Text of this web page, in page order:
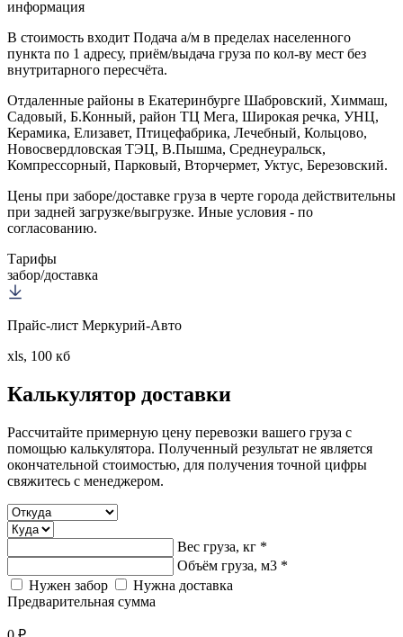
информация
В стоимость входит Подача а/м в пределах населенного
пункта по 1 адресу, приём/выдача груза по кол-ву мест без
внутритарного пересчёта.
Отдаленные районы в Екатеринбурге Шабровский, Химмаш,
Садовый, Б.Конный, район ТЦ Мега, Широкая речка, УНЦ,
Керамика, Елизавет, Птицефабрика, Лечебный, Кольцово,
Новосвердловская ТЭЦ, В.Пышма, Среднеуральск,
Компрессорный, Парковый, Вторчермет, Уктус, Березовский.
Цены при заборе/доставке груза в черте города действительны
при задней загрузке/выгрузке. Иные условия - по
согласованию.
Тарифы
забор/доставка
Прайс-лист Меркурий-Авто
xls, 100 кб
Калькулятор доставки
Рассчитайте примерную цену перевозки вашего груза с
помощью калькулятора. Полученный результат не является
окончательной стоимостью, для получения точной цифры
свяжитесь с менеджером.
Вес груза, кг *
Объём груза, м3 *
Нужен забор
Нужна доставка
Предварительная сумма